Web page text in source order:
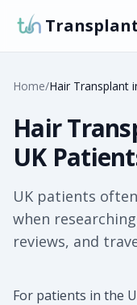
Home/Hair Transplant
Hair
UK
UK patients
when
reviews, and
For patients in the